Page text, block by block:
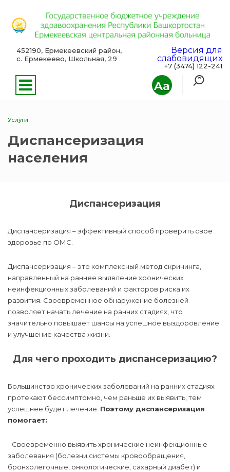
Aa
452190, Ермекеевский район,
с. Ермекеево, Школьная, 29
Версия для
слабовидящих
+7 (3474) 122-241
Услуги
Диспансеризация
населения
Диспансеризация
Диспансеризация – эффективный способ проверить свое
здоровье по ОМС.
Диспансеризация – это комплексный метод скрининга,
направленный на раннее выявление хронических
неинфекционных заболеваний и факторов риска их
развития. Своевременное обнаружение болезней
позволяет начать лечение на ранних стадиях, что
значительно повышает шансы на успешное выздоровление
и улучшение качества жизни.
Для чего проходить диспансеризацию?
Большинство хронических заболеваний на ранних стадиях
протекают бессимптомно, чем раньше их выявить, тем
успешнее будет лечение. Поэтому диспансеризация
помогает:
- Своевременно выявить хронические неинфекционные
заболевания (болезни системы кровообращения,
бронхолегочные, онкологические, сахарный диабет) и